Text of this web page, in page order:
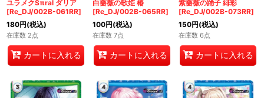
ユラメクSπral ダリア
[Re_DJ/002B-061RR]
180円(税込)
在庫数 2点
カートに入れる
白薔薇の歌姫 椿
[Re_DJ/002B-065RR]
100円(税込)
在庫数 7点
カートに入れる
紫薔薇の踊子 緋彩
[Re_DJ/002B-073RR]
150円(税込)
在庫数 6点
カートに入れる